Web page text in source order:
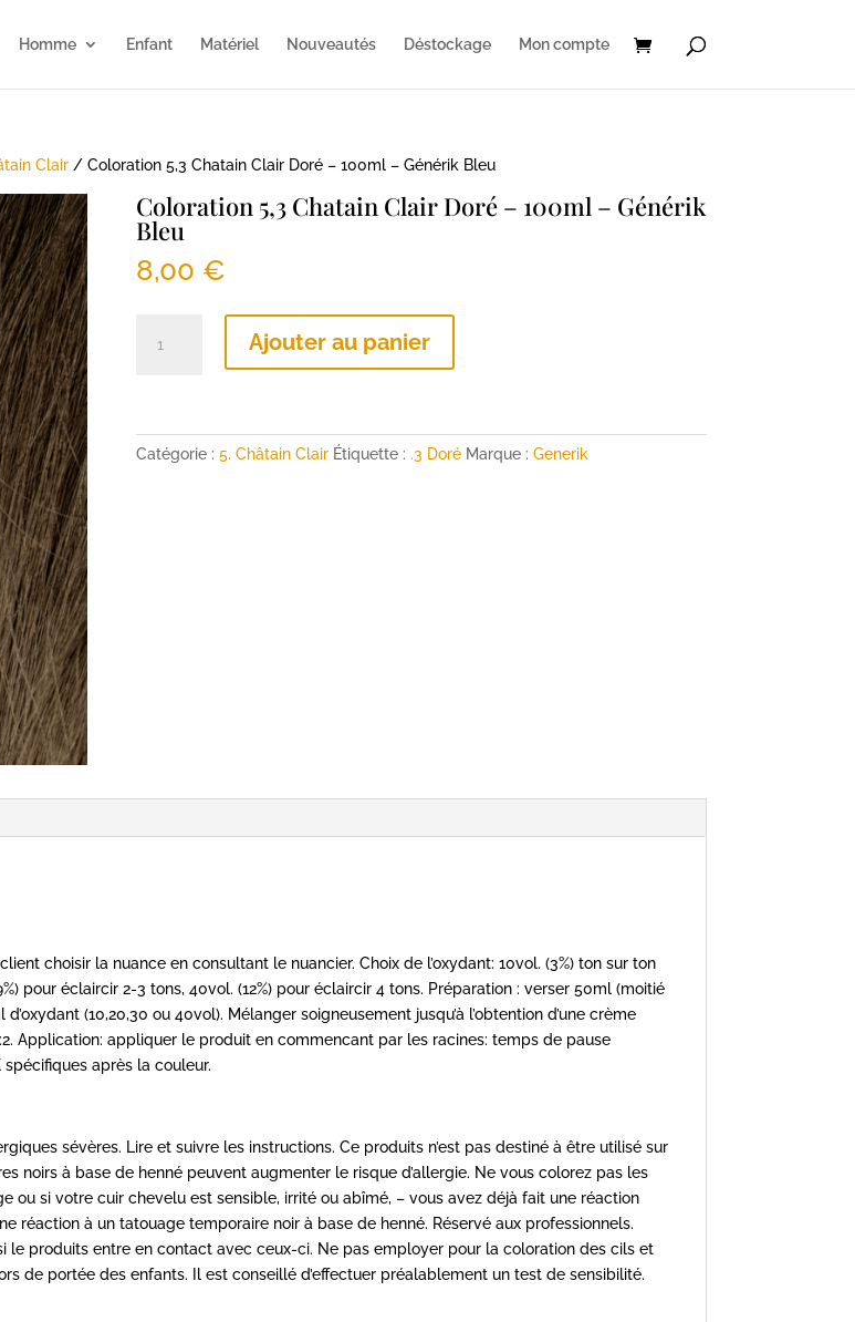
Homme Enfant Matériel Nouveautés Déstockage Mon compte
Clair / Coloration 5,3 Chatain Clair Doré – 100ml – Générik Bleu
Coloration 5,3 Chatain Clair Doré – 100ml – Générik
Bleu
8,00 €
Clair
Ajouter au panier
Catégorie : 5. Châtain Clair Étiquette : .3 Doré Marque : Generik
choisir la nuance en consultant le nuancier. Choix de l’oxydant: 10vol. (3%) ton sur ton
pour éclaircir 2-3 tons, 40vol. (12%) pour éclaircir 4 tons. Préparation : verser 50ml (moitié
(10,20,30 ou 40vol). Mélanger soigneusement jusqu’à l’obtention d’une crème
Application: appliquer le produit en commencant par les racines: temps de pause
spécifiques après la couleur.
sévères. Lire et suivre les instructions. Ce produits n’est pas destiné à être utilisé sur
noirs à base de henné peuvent augmenter le risque d’allergie. Ne vous colorez pas les
ou si votre cuir chevelu est sensible, irrité ou abîmé, – vous avez déjà fait une réaction
réaction à un tatouage temporaire noir à base de henné. Réservé aux professionnels.
le produits entre en contact avec ceux-ci. Ne pas employer pour la coloration des cils et
de portée des enfants. Il est conseillé d’effectuer préalablement un test de sensibilité.